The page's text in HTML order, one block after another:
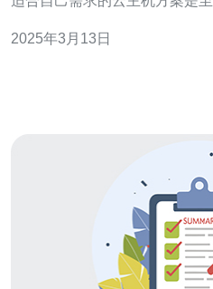
湾VPS是一种基于虚拟化技术
2025年3月13日